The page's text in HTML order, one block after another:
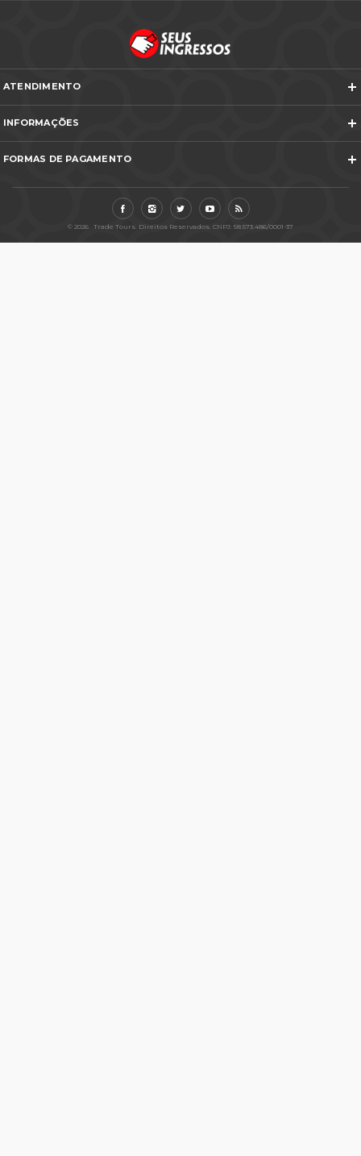
ATENDIMENTO
INFORMAÇÕES
FAQ
Entre em Contato
FORMAS DE PAGAMENTO
© 2026 Trade Tours. Direitos Reservados. CNPJ: 58.573.486/0001-37